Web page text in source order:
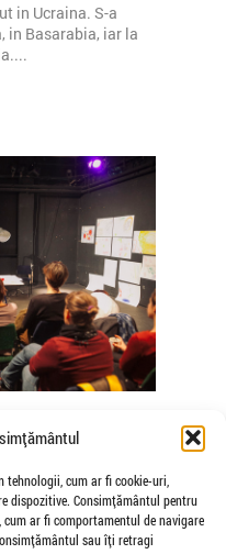
cum ar fi cookie-uri,
dispozitive. Consimțământul pentru
ar fi comportamentul de navigare
sau îți retragi
in Ucraina. S-a
in Basarabia, iar la
De Piante